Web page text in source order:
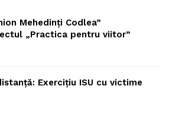
Mehedinți Codlea”
„Practica pentru viitor”
Exercițiu ISU cu victime